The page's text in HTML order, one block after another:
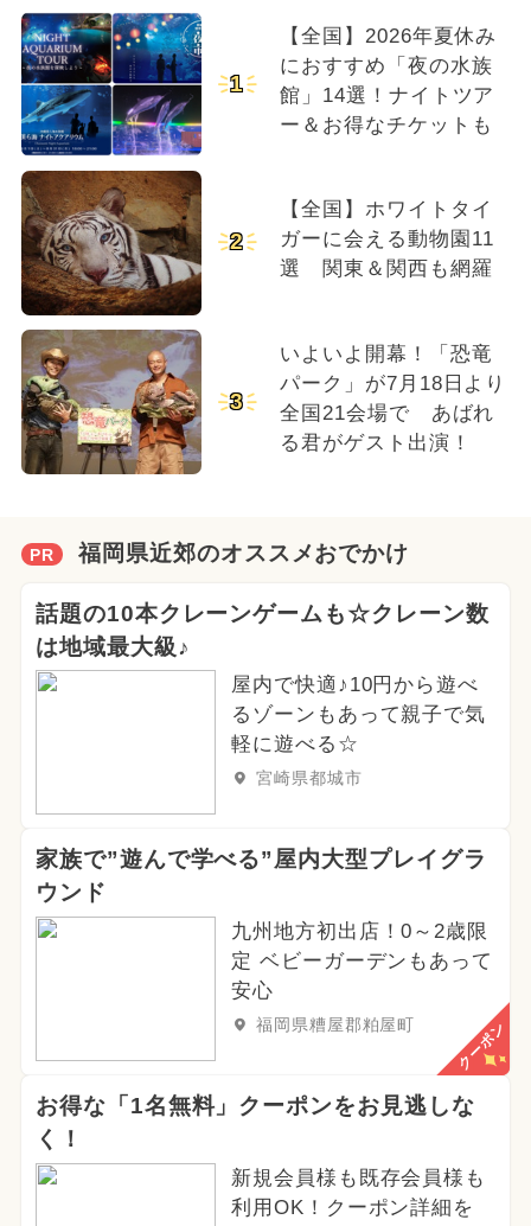
1
【全国】2026年夏休み
におすすめ「夜の水族
館」14選！ナイトツア
ー＆お得なチケットも
2
【全国】ホワイトタイ
ガーに会える動物園11
選 関東＆関西も網羅
3
いよいよ開幕！「恐竜
パーク」が7月18日より
全国21会場で あばれ
る君がゲスト出演！
PR 福岡県近郊のオススメおでかけ
話題の10本クレーンゲームも☆クレーン数
は地域最大級♪
屋内で快適♪10円から遊べ
るゾーンもあって親子で気
軽に遊べる☆
宮崎県都城市
家族で”遊んで学べる”屋内大型プレイグラ
ウンド
九州地方初出店！0～2歳限
定 ベビーガーデンもあって
安心
福岡県糟屋郡粕屋町 クーポン
お得な「1名無料」クーポンをお見逃しな
く！
新規会員様も既存会員様も
利用OK！クーポン詳細を